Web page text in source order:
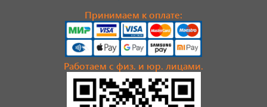
Принимаем к оплате:
Работаем с физ. и юр. лицами.